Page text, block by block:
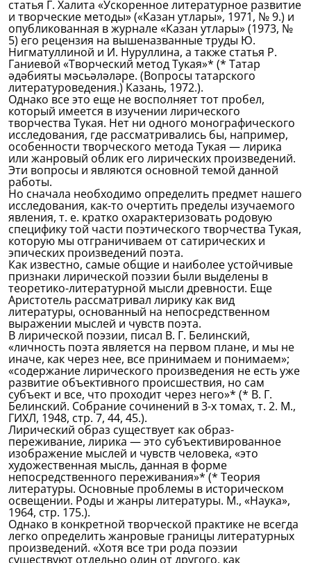
статья Г. Халита «Ускоренное литературное развитие
и творческие методы» («Казан утлары», 1971, № 9.) и
опубликованная в журнале «Казан утлары» (1973, №
5) его рецензия на вышеназванные труды Ю.
Нигматуллиной и И. Нуруллина, а также статья Р.
Ганиевой «Творческий метод Тукая»* (* Татар
әдәбияты мәсьәләләре. (Вопросы татарского
литературоведения.) Казань, 1972.).
Однако все это еще не восполняет тот пробел,
который имеется в изучении лирического
творчества Тукая. Нет ни одного монографического
исследования, где рассматривались бы, например,
особенности творческого метода Тукая — лирика
или жанровый облик его лирических произведений.
Эти вопросы и являются основной темой данной
работы.
Но сначала необходимо определить предмет нашего
исследования, как-то очертить пределы изучаемого
явления, т. е. кратко охарактеризовать родовую
специфику той части поэтического творчества Тукая,
которую мы отграничиваем от сатирических и
эпических произведений поэта.
Как известно, самые общие и наиболее устойчивые
признаки лирической поэзии были выделены в
теоретико-литературной мысли древности. Еще
Аристотель рассматривал лирику как вид
литературы, основанный на непосредственном
выражении мыслей и чувств поэта.
В лирической поэзии, писал В. Г. Белинский,
«личность поэта является на первом плане, и мы не
иначе, как через нее, все принимаем и понимаем»;
«содержание лирического произведения не есть уже
развитие объективного происшествия, но сам
субъект и все, что проходит через него»* (* В. Г.
Белинский. Собрание сочинений в 3-х томах, т. 2. М.,
ГИХЛ, 1948, стр. 7, 44, 45.).
Лирический образ существует как образ-
переживание, лирика — это субъективированное
изображение мыслей и чувств человека, «это
художественная мысль, данная в форме
непосредственного переживания»* (* Теория
литературы. Основные проблемы в историческом
освещении. Роды и жанры литературы. М., «Наука»,
1964, стр. 175.).
Однако в конкретной творческой практике не всегда
легко определить жанровые границы литературных
произведений. «Хотя все три рода поэзии
существуют отдельно один от другого, как